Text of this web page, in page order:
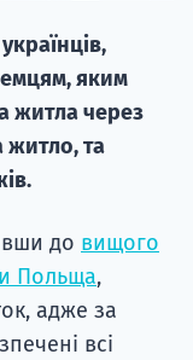
яким
житла через
житло, та
до вищого
Польща,
адже за
всі
вступ на